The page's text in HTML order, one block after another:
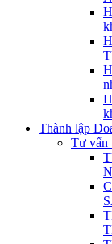
Thành lập
Tư vấn